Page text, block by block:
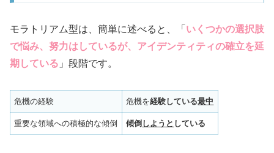
モラトリアム型は、簡単に述べると、「 いくつかの選択肢
で悩み、努力はしているが、アイデンティティの確立を延
期している 」段階です。
危機の経験 危機を経験している最中
重要な領域への積極的な傾倒 傾倒 しようと している